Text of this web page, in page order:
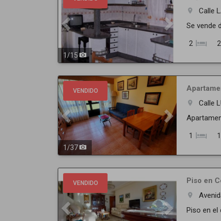
1 /15
room
Calle
Se vende
2 2
VENDIDO
Previous
1 /37
room
Calle
1 1
VENDIDO
Previous
Piso en
room
Piso en el